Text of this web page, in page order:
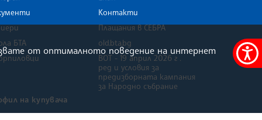
Меню
БТА
Контакти
Плащания в СЕБРА
old.bta.bg
ВОТ - 19 април 2026 г .
ред и условия за
предизборната кампания
за Народно събрание
на купувача
от оптималното поведение на интернет